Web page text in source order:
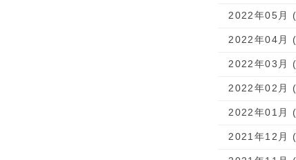
2022年05月
2022年04月
2022年03月
2022年02月
2022年01月
2021年12月